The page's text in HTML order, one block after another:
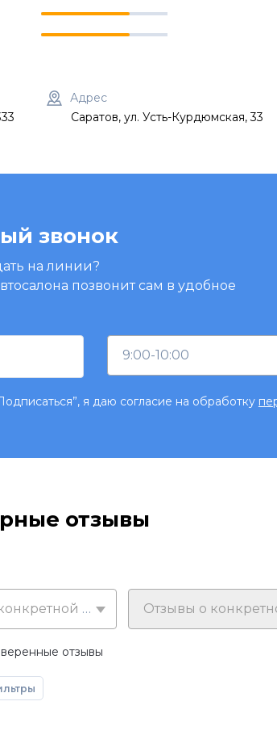
Адрес
Саратов, ул. Усть-Курдюмская, 33
звонок
на линии?
позвонит сам в удобное
9:00-10:00
я даю согласие на обработку
отзывы
Отзывы о конкретной марке
отзывы